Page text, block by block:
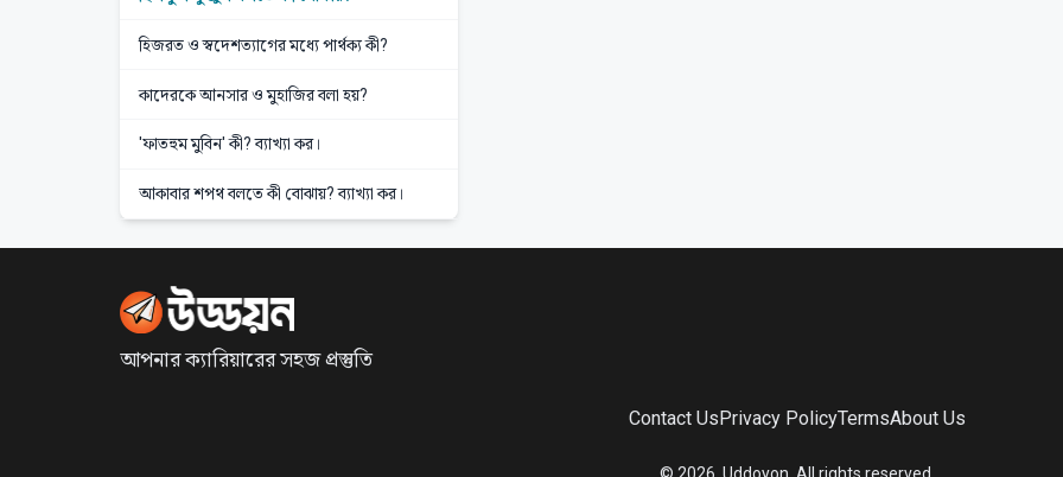
হিজরত ও স্বদেশত্যাগের মধ্যে পার্থক্য কী?
কাদেরকে আনসার ও মুহাজির বলা হয়?
'ফাতহুম মুবিন' কী? ব্যাখ্যা কর।
আকাবার শপথ বলতে কী বোঝায়? ব্যাখ্যা কর।
আপনার ক্যারিয়ারের সহজ প্রস্তুতি
Contact UsPrivacy PolicyTermsAbout Us